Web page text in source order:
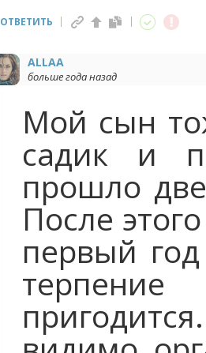
ОТВЕТИТЬ
ALLAA
больше года назад
Мой сын
садик и
прошло
После
первый